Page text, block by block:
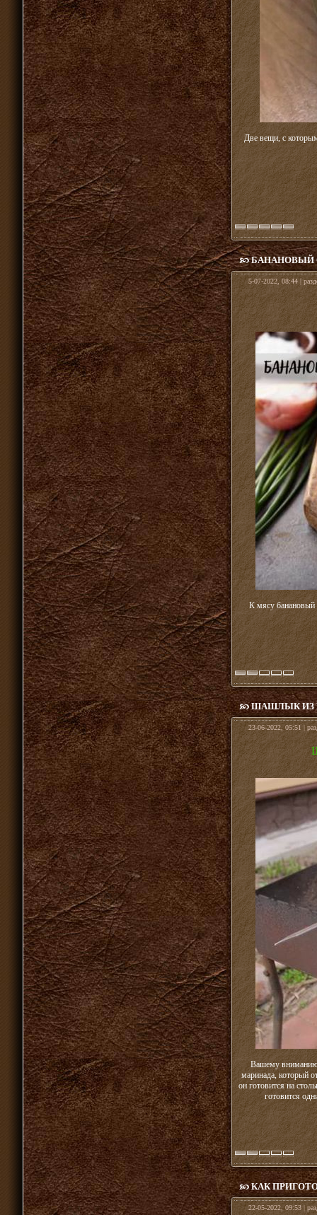
Две вещи, с
БАНАНОВЫЙ
5-07-2022, 08:44 |
К мясу банановый
ШАШЛЫК ИЗ
23-06-2022, 05:51 |
Вашему вниманию
маринада, который
он готовится на
готовится
КАК
22-05-2022, 09:53 |